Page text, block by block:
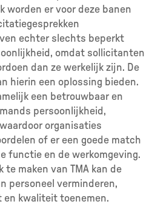
worden er voor deze banen
echter slechts beperkt
omdat sollicitanten
dan ze werkelijk zijn. De
hierin een oplossing bieden.
een betrouwbaar en
persoonlijkheid,
organisaties
of er een goede match
functie en de werkomgeving.
te maken van TMA kan de
personeel verminderen,
kwaliteit toenemen.